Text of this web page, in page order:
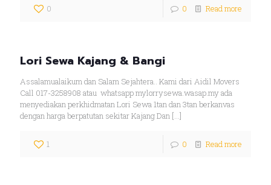
0 0 Read more
Lori Sewa Kajang & Bangi
Assalamualaikum dan Salam Sejahtera.. Kami dari Aidil Movers
Call 017-3258908 atau whatsapp mylorrysewa.wasap.my ada
menyediakan perkhidmatan Lori Sewa 1tan dan 3tan berkanvas
dengan harga berpatutan sekitar Kajang Dan […]
1 0 Read more